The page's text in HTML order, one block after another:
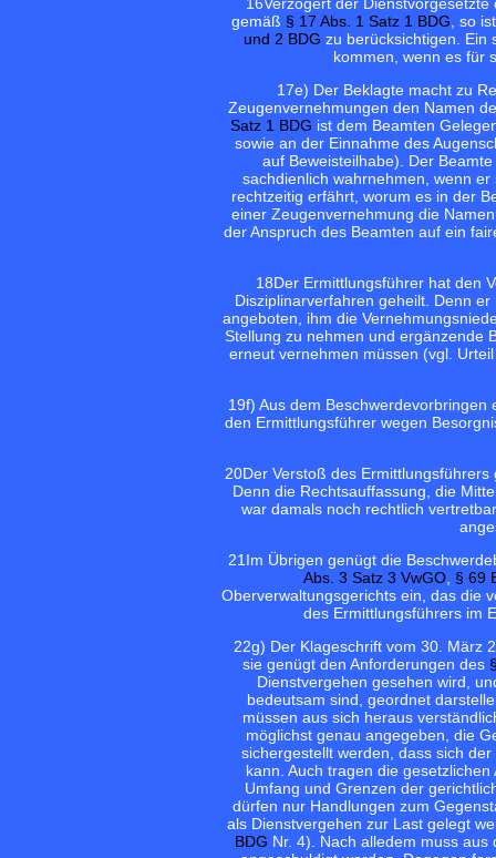
16Verzögert der
gemäß § 17 Abs. 1 Satz 1 BDG, so
und 2 BDG zu berücksichtigen. Ein
kommen, wenn es für
17e) Der Beklagte macht zu
Zeugenvernehmungen den Namen
Satz 1 BDG ist dem Beamten
sowie an der Einnahme des
auf Beweisteilhabe). Der
sachdienlich wahrnehmen, wenn
rechtzeitig erfährt, worum es in der
einer Zeugenvernehmung die
der Anspruch des Beamten auf ein
18Der Ermittlungsführer hat den
Disziplinarverfahren geheilt. Denn
angeboten, ihm die
Stellung zu nehmen und ergänzende
erneut vernehmen müssen (vgl.
19f) Aus dem Beschwerdevorbringen
den Ermittlungsführer wegen
20Der Verstoß des
Denn die Rechtsauffassung, die
war damals noch rechtlich
21Im Übrigen genügt die
Abs. 3 Satz 3 VwGO, § 69
Oberverwaltungsgerichts ein, das die
des Ermittlungsführers im
22g) Der Klageschrift vom 30. März
sie genügt den Anforderungen des
Dienstvergehen gesehen wird,
bedeutsam sind, geordnet
müssen aus sich heraus
möglichst genau angegeben, die
sichergestellt werden, dass sich
kann. Auch tragen die
Umfang und Grenzen der
dürfen nur Handlungen zum
als Dienstvergehen zur Last gelegt
BDG Nr. 4). Nach alledem muss